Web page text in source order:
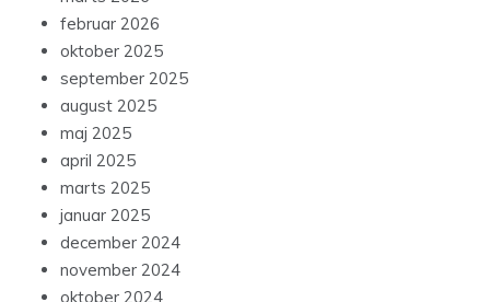
februar 2026
oktober 2025
september 2025
august 2025
maj 2025
april 2025
marts 2025
januar 2025
december 2024
november 2024
oktober 2024